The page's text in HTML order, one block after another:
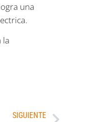
una
la
SIGUIENTE